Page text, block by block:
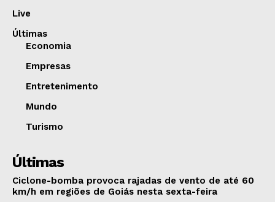
Live
Últimas
Economia
Empresas
Entretenimento
Mundo
Turismo
Últimas
Ciclone-bomba provoca rajadas de vento de até 60
km/h em regiões de Goiás nesta sexta-feira